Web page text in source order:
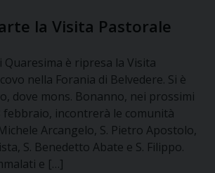
la Visita Pastorale
Quaresima è ripresa la Visita
nella Forania di Belvedere. Si è
dove mons. Bonanno, nei prossimi
febbraio, incontrerà le comunità
Arcangelo, S. Pietro Apostolo,
S. Benedetto Abate e S. Filippo.
e […]